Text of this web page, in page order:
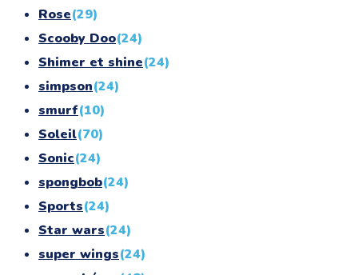
Rose(29)
Scooby Doo(24)
Shimer et shine(24)
simpson(24)
smurf(10)
Soleil(70)
Sonic(24)
spongbob(24)
Sports(24)
Star wars(24)
super wings(24)